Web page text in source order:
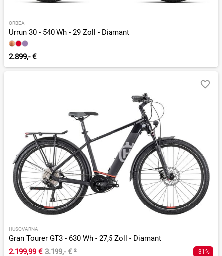
ORBEA
Urrun 30 - 540 Wh - 29 Zoll - Diamant
2.899,- €
HUSQVARNA
Gran Tourer GT3 - 630 Wh - 27,5 Zoll - Diamant
2.199,99 € 3.199,- €² -31%